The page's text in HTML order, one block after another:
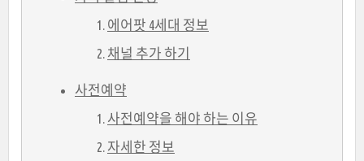
에어팟 4세대 정보
채널 추가 하기
사전예약
사전예약을 해야 하는 이유
자세한 정보